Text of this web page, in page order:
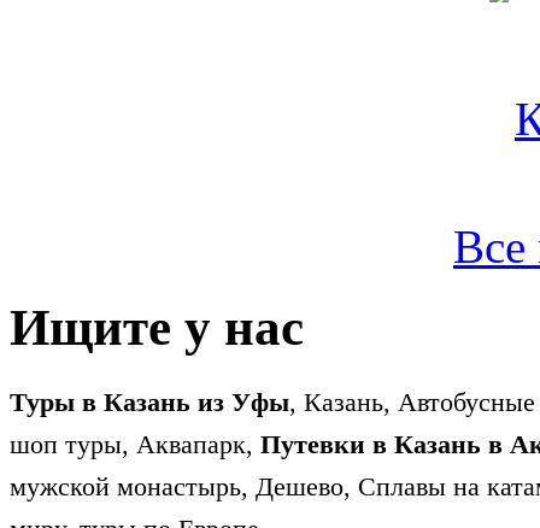
Все
Ищите у нас
Туры в Казань из Уфы, Казань,
шоп туры, Аквапарк, Путевки в Казань в
мужской монастырь, Дешево, Сплавы на